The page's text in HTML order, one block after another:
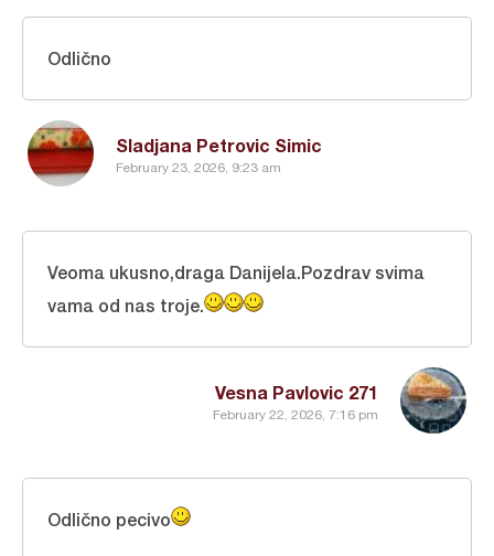
Sladjana Petrovic Simic
February 23, 2026, 9:23 am
Odlično
Vesna Pavlovic 271
February 22, 2026, 7:16 pm
Veoma ukusno,draga Danijela.Pozdrav svima
vama od nas troje.
Odlično pecivo